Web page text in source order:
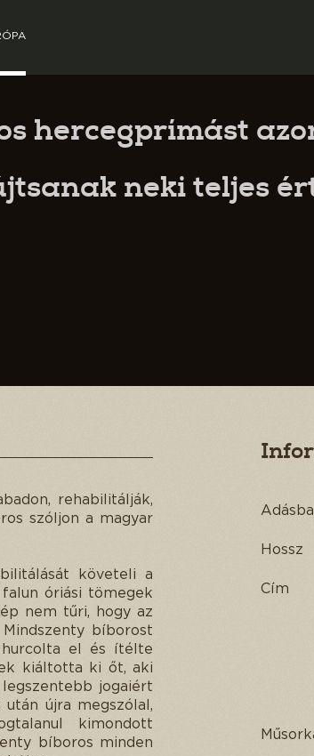
hercegprímást
neki teljes
rehabilitálják,
szóljon a magyar
követeli a
óriási tömegek
nem tűri, hogy az
bíborost
el és ítélte
kiáltotta ki őt, aki
legszentebb jogaiért
újra megszólal,
kimondott
bíboros minden
Hossz
Cím